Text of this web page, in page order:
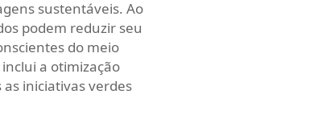
sustentáveis. Ao
podem reduzir seu
do meio
a otimização
iniciativas verdes